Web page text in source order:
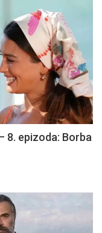
8. epizoda: Borba